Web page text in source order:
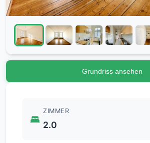
Grundriss ansehen
ZIMMER
2.0